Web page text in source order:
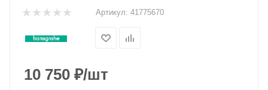
Артикул: 41775670
10 750 ₽/шт